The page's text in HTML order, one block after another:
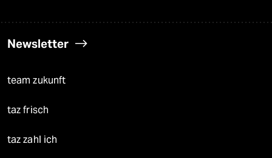
Newsletter
team zukunft
taz frisch
taz zahl ich